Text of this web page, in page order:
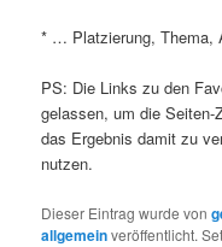
* … Platzierung, Thema,
PS: Die Links zu den
gelassen, um die
das Ergebnis damit zu
nutzen.
Dieser Eintrag wurde von
allgemeinveröffentlicht.